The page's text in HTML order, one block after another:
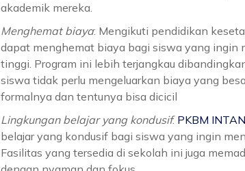
akademik mereka.
Menghemat biaya: Mengikuti pendidikan
dapat menghemat biaya bagi siswa yang ingin
tinggi. Program ini lebih terjangkau
siswa tidak perlu mengeluarkan biaya yang
formalnya dan tentunya bisa dicicil
Lingkungan belajar yang kondusif: PKBM
belajar yang kondusif bagi siswa yang ingin
Fasilitas yang tersedia di sekolah ini juga